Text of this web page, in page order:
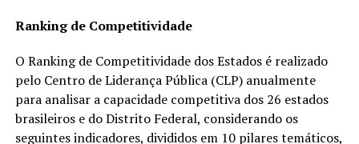
Ranking de Competitividade
O Ranking de Competitividade dos Estados é realizado
pelo Centro de Liderança Pública (CLP) anualmente
para analisar a capacidade competitiva dos 26 estados
brasileiros e do Distrito Federal, considerando os
seguintes indicadores, divididos em 10 pilares temáticos,